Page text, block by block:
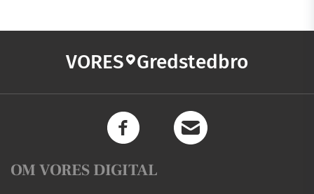
VORES Gredstedbro
OM VORES DIGITAL